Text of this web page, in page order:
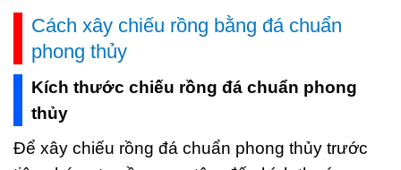
Cách xây chiếu rồng bằng đá chuẩn
phong thủy
Kích thước chiếu rồng đá chuẩn phong
thủy
Để xây chiếu rồng đá chuẩn phong thủy trước